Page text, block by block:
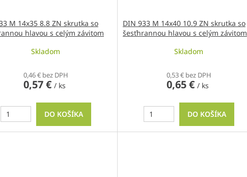
M 14x35 8.8 ZN skrutka so
hlavou s celým závitom
Skladom
0,46 € bez DPH
0,57 € / ks
DO KOŠÍKA
DIN 933 M 14x40 10.9 ZN skrutka so
šesťhrannou hlavou s celým závitom
Skladom
0,53 € bez DPH
0,65 € / ks
DO KOŠÍKA